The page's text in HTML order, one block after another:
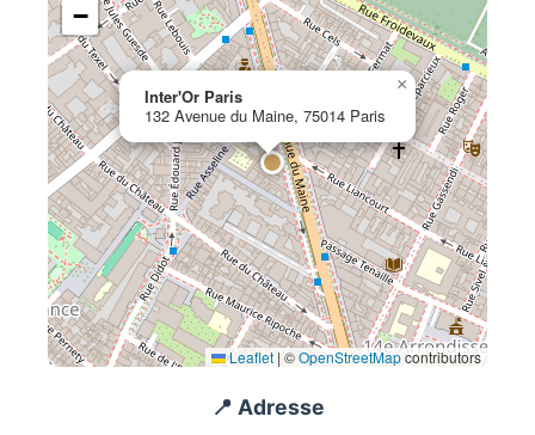
Inter'Or Paris
132 Avenue du Maine, 75014 Paris
×
−
Leaflet | ©OpenStreetMapcontributors
📍 Adresse